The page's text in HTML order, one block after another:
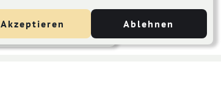
Akzeptieren Ablehnen